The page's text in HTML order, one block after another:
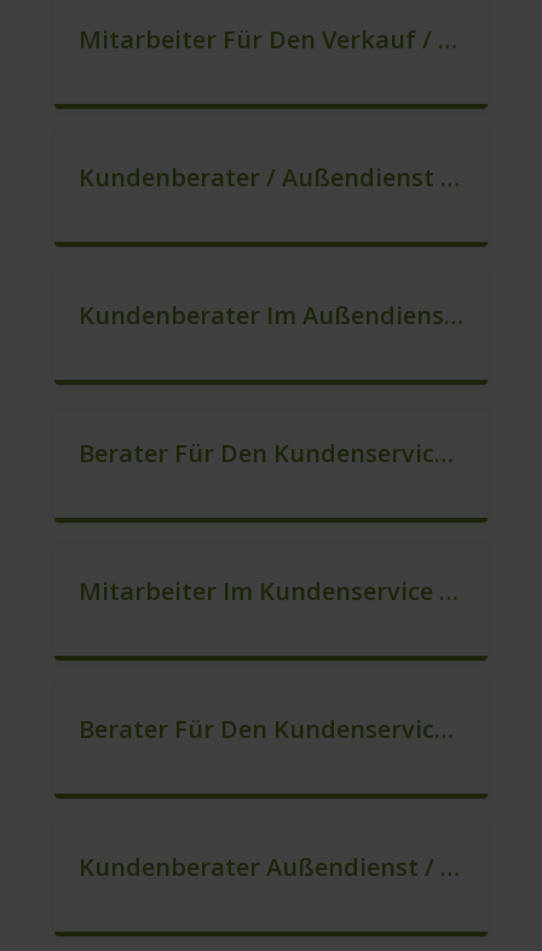
Mitarbeiter Für Den Verkauf / Quereinsteiger (m/w/d)
Kundenberater / Außendienst (m/w/d)
Kundenberater Im Außendienst (m/w/d)
Berater Für Den Kundenservice (m/w/d)
Mitarbeiter Im Kundenservice (Quereinstieg Möglich!) (m/w/d)
Berater Für Den Kundenservice / Beratung (m/w/d)
Kundenberater Außendienst / Berufsanfänger (m/w/d)